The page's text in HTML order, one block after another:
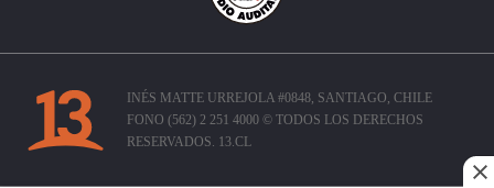
INÉS MATTE URREJOLA #0848, SANTIAGO, CHILE
FONO (562) 2 251 4000 © TODOS LOS DERECHOS
RESERVADOS. 13.CL